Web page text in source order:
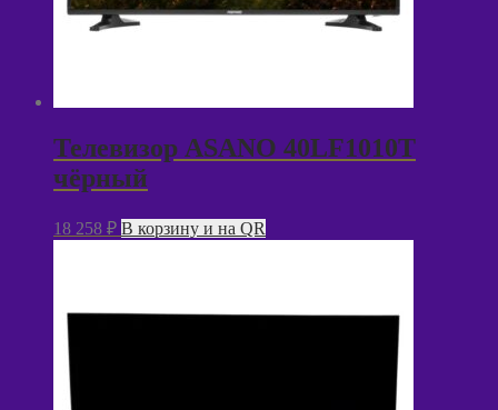
Телевизор ASANO 40LF1010T
чёрный
18 258 ₽ В корзину и на QR